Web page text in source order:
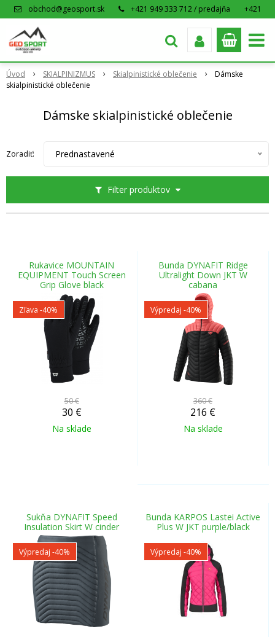
obchod@geosport.sk +421 949 333 712 / predajňa
+421
Úvod SKIALPINIZMUS Skialpinistické oblečenie
Dámske
skialpinistické oblečenie
Dámske skialpinistické oblečenie
Filter produktov
Zoradiť: Prednastavené
Rukavice MOUNTAIN
EQUIPMENT Touch Screen
Grip Glove black
Zľava -40%
50 €
30 €
Na sklade
Bunda DYNAFIT Ridge
Ultralight Down JKT W
cabana
Výpredaj -40%
360 €
216 €
Na sklade
Sukňa DYNAFIT Speed
Insulation Skirt W cinder
Výpredaj -40%
Bunda KARPOS Lastei Active
Plus W JKT purple/black
Výpredaj -40%